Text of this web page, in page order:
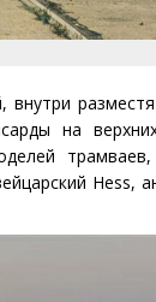
внутри
на
Hess,